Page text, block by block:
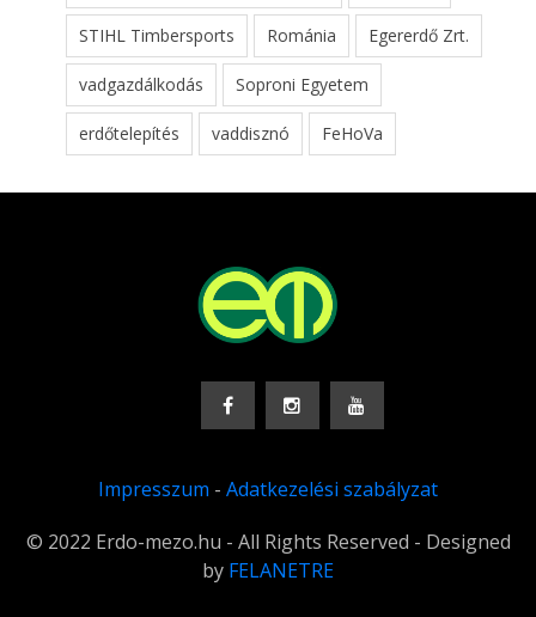
STIHL Timbersports Románia Egererdő Zrt.
vadgazdálkodás Soproni Egyetem
erdőtelepítés vaddisznó FeHoVa
Impresszum - Adatkezelési szabályzat
© 2022 Erdo-mezo.hu - All Rights Reserved - Designed
by FELANETRE